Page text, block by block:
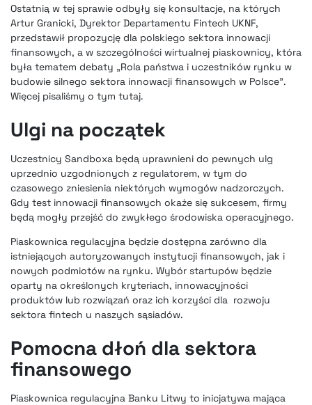
Ostatnią w tej sprawie odbyły się konsultacje, na których
Artur Granicki, Dyrektor Departamentu Fintech UKNF,
przedstawił propozycję dla polskiego sektora innowacji
finansowych, a w szczególności wirtualnej piaskownicy, która
była tematem debaty „Rola państwa i uczestników rynku w
budowie silnego sektora innowacji finansowych w Polsce”.
Więcej pisaliśmy o tym tutaj.
Ulgi na początek
Uczestnicy Sandboxa będą uprawnieni do pewnych ulg
uprzednio uzgodnionych z regulatorem, w tym do
czasowego zniesienia niektórych wymogów nadzorczych.
Gdy test innowacji finansowych okaże się sukcesem, firmy
będą mogły przejść do zwykłego środowiska operacyjnego.
Piaskownica regulacyjna będzie dostępna zarówno dla
istniejących autoryzowanych instytucji finansowych, jak i
nowych podmiotów na rynku. Wybór startupów będzie
oparty na określonych kryteriach, innowacyjności
produktów lub rozwiązań oraz ich korzyści dla rozwoju
sektora fintech u naszych sąsiadów.
Pomocna dłoń dla sektora
finansowego
Piaskownica regulacyjna Banku Litwy to inicjatywa mająca